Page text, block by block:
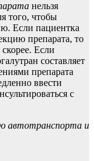
нельзя
того, чтобы
Если пациентка
препарата, то
Если
составляет
препарата
ввести
с
автотранспорта и